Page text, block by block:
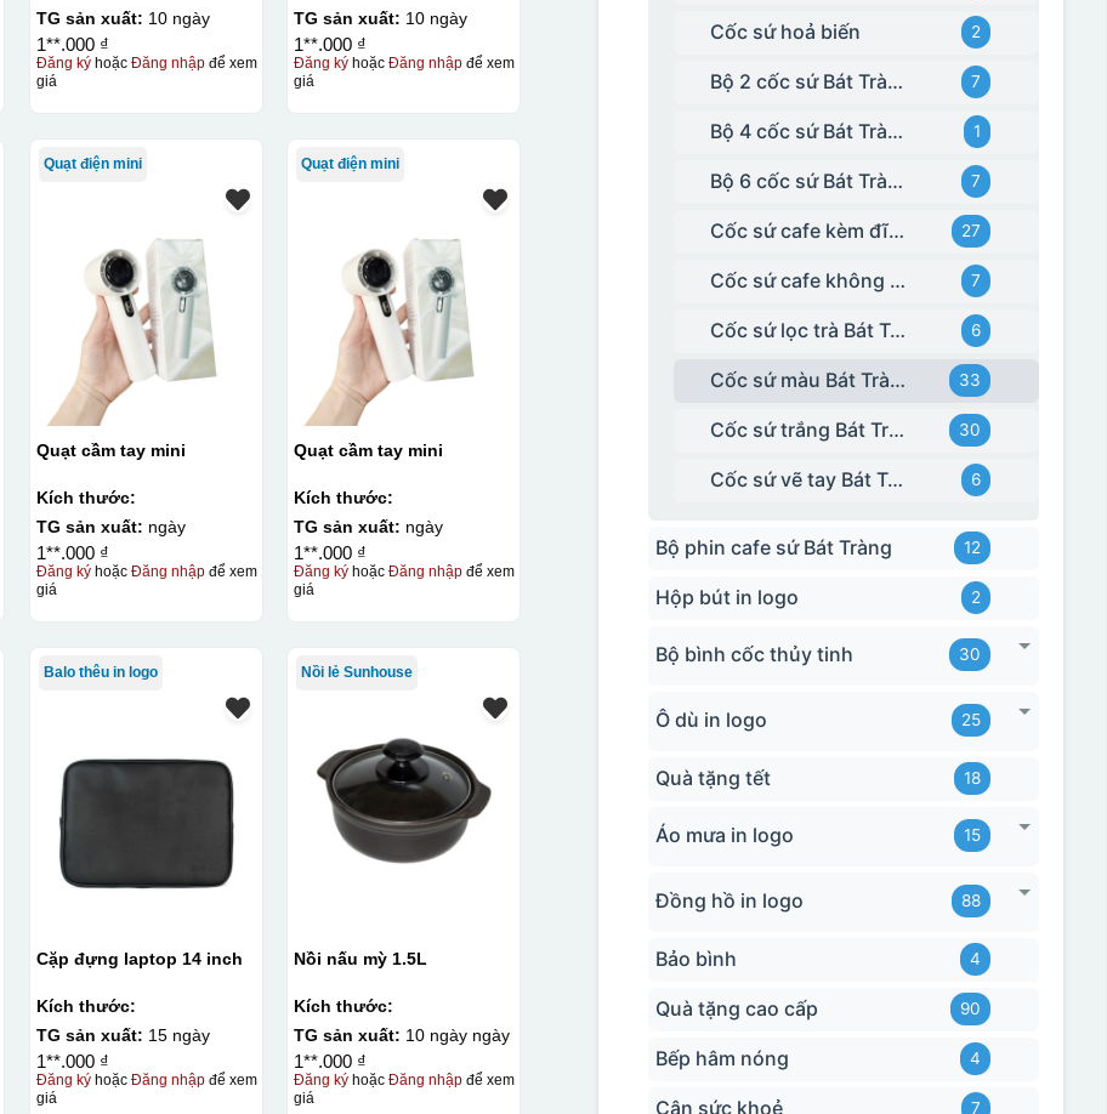
TG sản xuất: 10 ngày
1**.000 ₫
Đăng kýhoặc Đăng nhậpđể xem
giá
TG sản xuất: 10 ngày
1**.000 ₫
Đăng ký hoặcĐăng nhập để xem
giá
Quạt điện mini
Quạt cầm tay mini
Kích thước:
TG sản xuất: ngày
1**.000 ₫
Đăng kýhoặc Đăng nhậpđể xem
giá
Quạt điện mini
Quạt cầm tay mini
Kích thước:
TG sản xuất: ngày
1**.000 ₫
Đăng ký hoặcĐăng nhập để xem
giá
Balo thêu in logo
Cặp đựng laptop 14 inch
Kích thước:
TG sản xuất: 15 ngày
1**.000 ₫
Đăng kýhoặc Đăng nhậpđể xem
giá
Nồi lẻ Sunhouse
Nồi nấu mỳ 1.5L
Kích thước:
TG sản xuất: 10 ngày ngày
1**.000 ₫
Đăng ký hoặcĐăng nhập để xem
giá
Cốc sứ hoả biến 2
Bộ 2 cốc sứ Bát Tràng 7
Bộ 4 cốc sứ Bát Tràng 1
Bộ 6 cốc sứ Bát Tràng 7
Cốc sứ cafe kèm đĩa Bát Tràng 27
Cốc sứ cafe không kèm đĩa kê Bát Tràng 7
Cốc sứ lọc trà Bát Tràng 6
Cốc sứ màu Bát Tràng 33
Cốc sứ trắng Bát Tràng 30
Cốc sứ vẽ tay Bát Tràng 6
Bộ phin cafe sứ Bát Tràng 12
Hộp bút in logo 2
Bộ bình cốc thủy tinh 30
Ô dù in logo 25
Quà tặng tết 18
Áo mưa in logo 15
Đồng hồ in logo 88
Bảo bình 4
Quà tặng cao cấp 90
Bếp hâm nóng 4
Cân sức khoẻ 7